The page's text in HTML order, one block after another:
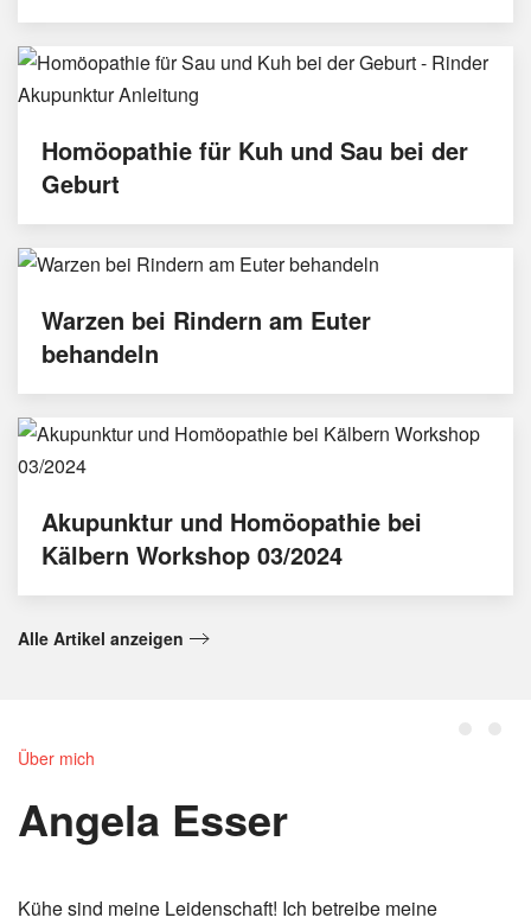
Homöopathie für Kuh und Sau bei der
Geburt
Warzen bei Rindern am Euter
behandeln
Akupunktur und Homöopathie bei
Kälbern Workshop 03/2024
Alle Artikel anzeigen
Über mich
Angela Esser
Kühe sind meine Leidenschaft! Ich betreibe meine